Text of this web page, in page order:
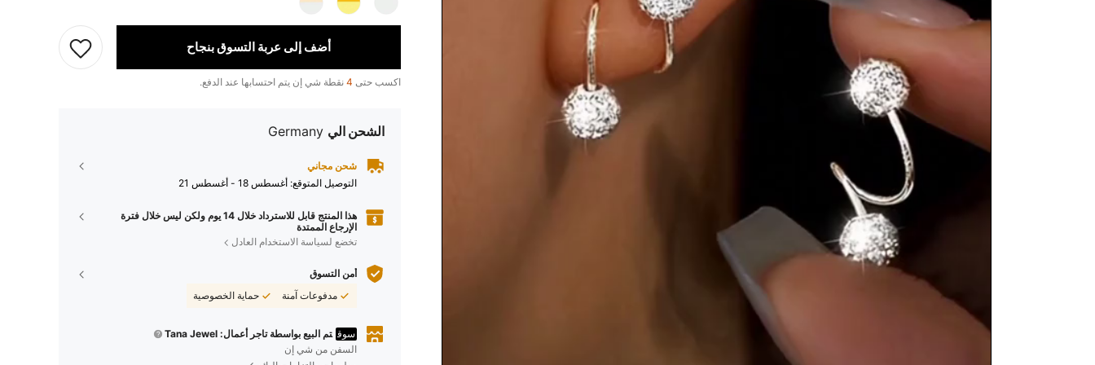
أضف إلى عربة التسوق بنجاح
اكسب حتى 4 نقطة شي إن يتم احتسابها عند الدفع.
الشحن الي Germany
شحن مجاني
التوصيل المتوقع: أغسطس 18 - أغسطس 21
هذا المنتج قابل للاسترداد خلال 14 يوم ولكن ليس خلال فترة
الإرجاع الممتدة
تخضع لسياسة الاستخدام العادل
أمن التسوق
مدفوعات آمنة
حماية الخصوصية
سوق تم البيع بواسطة تاجر أعمال: Tana Jewel
السفن من شي إن